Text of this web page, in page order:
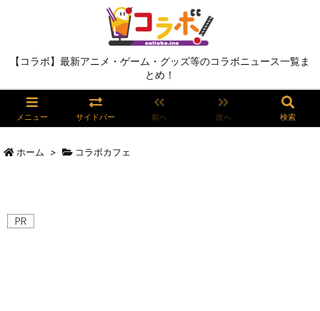
【コラボ】最新アニメ・ゲーム・グッズ等のコラボニュース一覧ま
とめ！
メニュー サイドバー 前へ 次へ 検索
ホーム > コラボカフェ